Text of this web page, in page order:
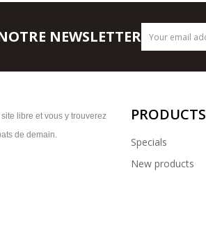
NEWSLETTER
libre et vous y trouverez
de demain.
PRODUCTS
Specials
New products